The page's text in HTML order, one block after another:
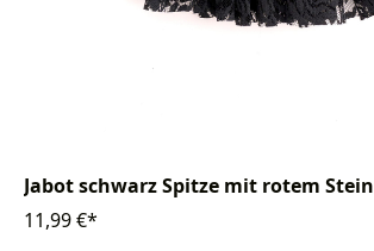
Jabot schwarz Spitze mit rotem Stein
11,99 €*